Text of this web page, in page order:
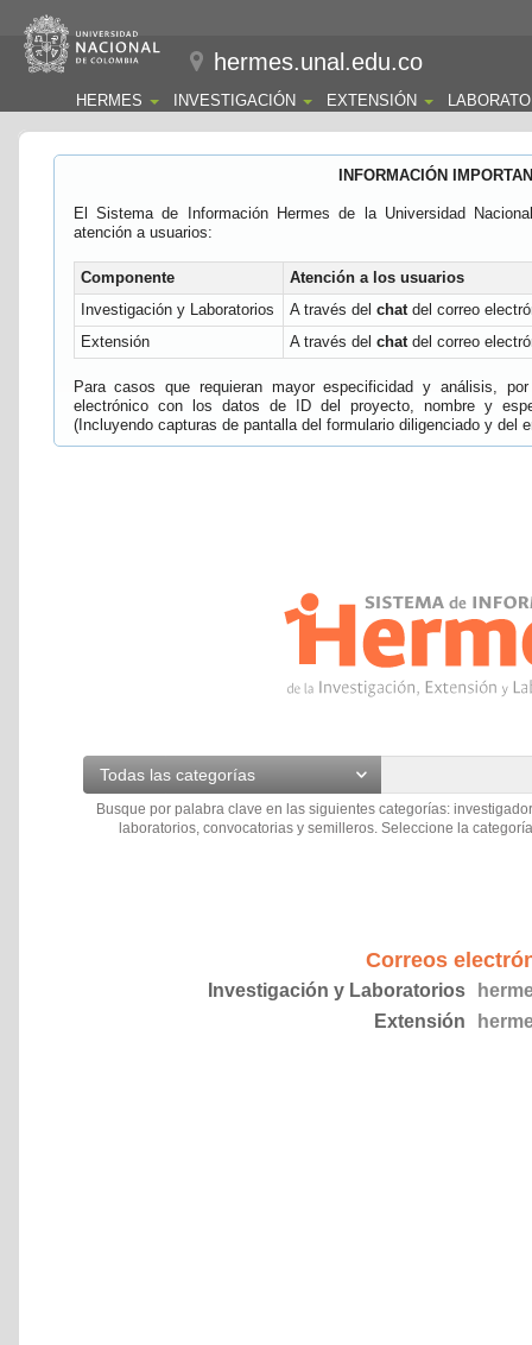
hermes.unal.edu.co
HERMES INVESTIGACIÓN EXTENSIÓN
INFORMACIÓN
El Sistema de Información Hermes de la Universidad
atención a usuarios:
Componente
Atención a los usuarios
Investigación y Laboratorios
A través del chatdel correo
Extensión
A través del chatdel correo
Para casos que requieran mayor especificidad y análisis,
electrónico con los datos de ID del proyecto, nombre y
(Incluyendo capturas de pantalla del formulario diligenciado y del
Todas las categorías
Busque por palabra clave en las siguientes categorías:
laboratorios, convocatorias y semilleros. Seleccione la
Correos
Investigación y Laboratorios
Extensión